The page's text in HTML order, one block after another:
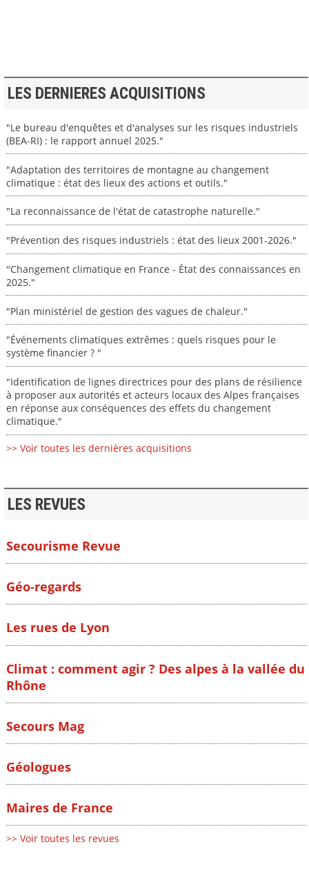
LES DERNIERES ACQUISITIONS
"Le bureau d'enquêtes et d'analyses sur les risques industriels
(BEA-RI) : le rapport annuel 2025."
"Adaptation des territoires de montagne au changement
climatique : état des lieux des actions et outils."
"La reconnaissance de l'état de catastrophe naturelle."
"Prévention des risques industriels : état des lieux 2001-2026."
"Changement climatique en France - État des connaissances en
2025."
"Plan ministériel de gestion des vagues de chaleur."
"Événements climatiques extrêmes : quels risques pour le
système financier ? "
"Identification de lignes directrices pour des plans de résilience
à proposer aux autorités et acteurs locaux des Alpes françaises
en réponse aux conséquences des effets du changement
climatique."
>> Voir toutes les dernières acquisitions
LES REVUES
Secourisme Revue
Géo-regards
Les rues de Lyon
Climat : comment agir ? Des alpes à la vallée du
Rhône
Secours Mag
Géologues
Maires de France
>> Voir toutes les revues